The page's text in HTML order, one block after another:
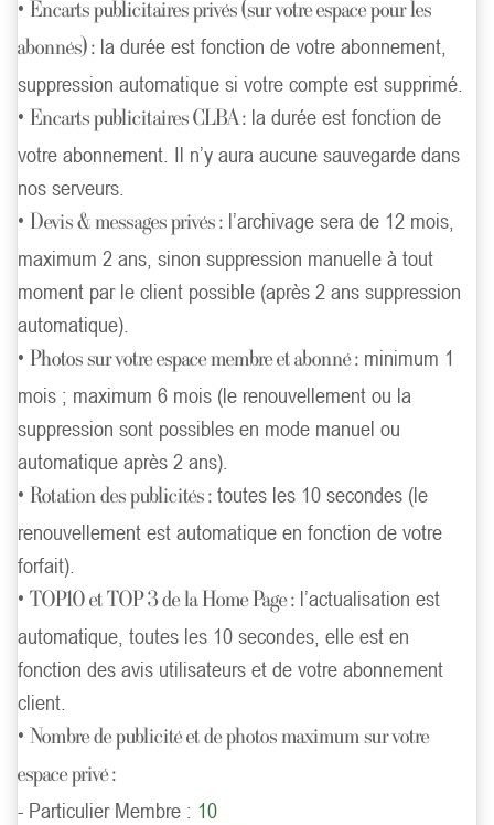
• Encarts publicitaires privés (sur votre espace pour les
abonnés) : la durée est fonction de votre abonnement,
suppression automatique si votre compte est supprimé.
• Encarts publicitaires CLBA : la durée est fonction de
votre abonnement. Il n’y aura aucune sauvegarde dans
nos serveurs.
• Devis & messages privés : l’archivage sera de 12 mois,
maximum 2 ans, sinon suppression manuelle à tout
moment par le client possible (après 2 ans suppression
automatique).
• Photos sur votre espace membre et abonné : minimum 1
mois ; maximum 6 mois (le renouvellement ou la
suppression sont possibles en mode manuel ou
automatique après 2 ans).
• Rotation des publicités : toutes les 10 secondes (le
renouvellement est automatique en fonction de votre
forfait).
• TOP10 et TOP 3 de la Home Page : l’actualisation est
automatique, toutes les 10 secondes, elle est en
fonction des avis utilisateurs et de votre abonnement
client.
• Nombre de publicité et de photos maximum sur votre
espace privé :
- Particulier Membre : 10